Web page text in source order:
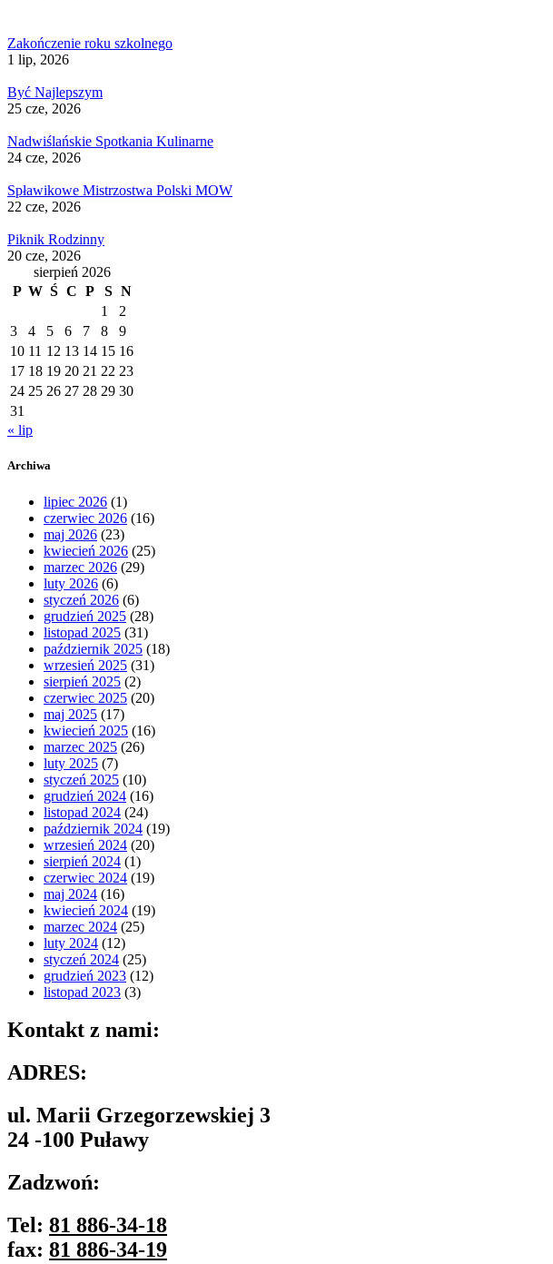
Zakończenie roku szkolnego
1 lip, 2026
Być Najlepszym
25 cze, 2026
Nadwiślańskie Spotkania Kulinarne
24 cze, 2026
Spławikowe Mistrzostwa Polski MOW
22 cze, 2026
Piknik Rodzinny
20 cze, 2026
sierpień 2026
P W Ś C P S N
1
2
3
4 5 6 7 8
9
10 11 12 13 14 15 16
17 18 19 20 21 22 23
24 25 26 27 28 29 30
31
« lip
Archiwa
lipiec 2026 (1)
czerwiec 2026 (16)
maj 2026 (23)
kwiecień 2026 (25)
marzec 2026 (29)
luty 2026 (6)
styczeń 2026 (6)
grudzień 2025 (28)
listopad 2025 (31)
październik 2025 (18)
wrzesień 2025 (31)
sierpień 2025 (2)
czerwiec 2025 (20)
maj 2025 (17)
kwiecień 2025 (16)
marzec 2025 (26)
luty 2025 (7)
styczeń 2025 (10)
grudzień 2024 (16)
listopad 2024 (24)
październik 2024 (19)
wrzesień 2024 (20)
sierpień 2024 (1)
czerwiec 2024 (19)
maj 2024 (16)
kwiecień 2024 (19)
marzec 2024 (25)
luty 2024 (12)
styczeń 2024 (25)
grudzień 2023 (12)
listopad 2023 (3)
Kontakt z nami:
ADRES:
ul. Marii Grzegorzewskiej 3
24 -100 Puławy
Zadzwoń:
Tel: 81 886-34-18
fax: 81 886-34-19